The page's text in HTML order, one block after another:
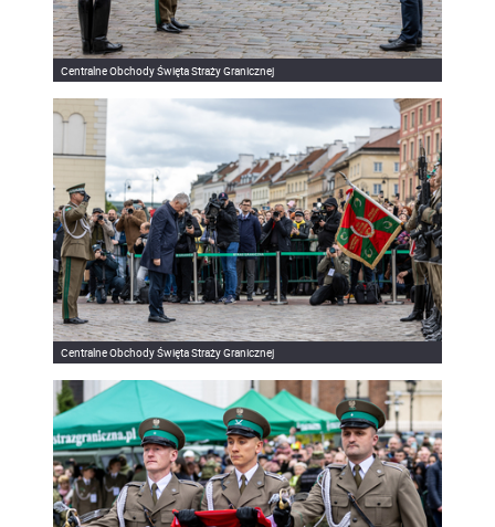
Centralne Obchody Święta Straży Granicznej
Centralne Obchody Święta Straży Granicznej